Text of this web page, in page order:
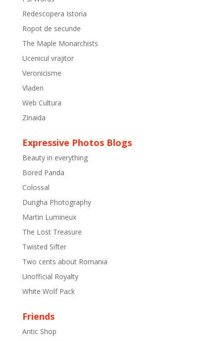
Redescopera Istoria
Ropot de secunde
The Maple Monarchists
Ucenicul vrajitor
Veronicisme
Vladen
Web Cultura
Zinaida
Expressive Photos Blogs
Beauty in everything
Bored Panda
Colossal
Dungha Photography
Martin Lumineux
The Lost Treasure
Twisted Sifter
Two cents about Romania
Unofficial Royalty
White Wolf Pack
Friends
Antic Shop